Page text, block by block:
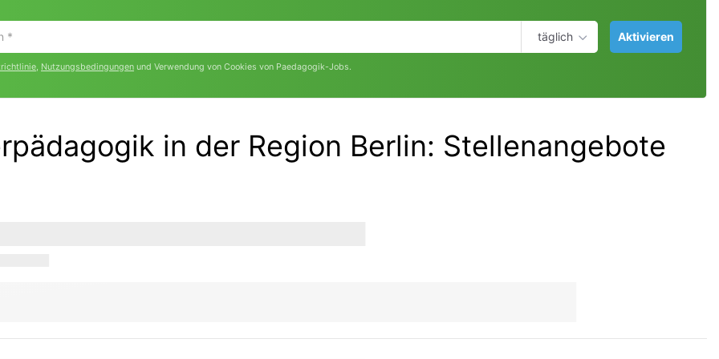
täglich Aktivieren
, Nutzungsbedingungen und Verwendung von Cookies von Paedagogik-Jobs.
in der Region Berlin: Stellenangebote